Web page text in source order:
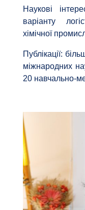
Наукові
варіанту
хімічної
Публікації:
міжнародних
20 навчально-